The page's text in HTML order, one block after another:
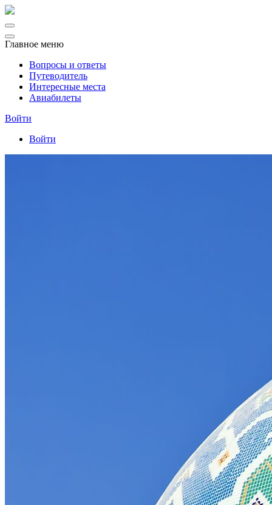
Главное меню
Вопросы и ответы
Путеводитель
Интересные места
Авиабилеты
Войти
Войти